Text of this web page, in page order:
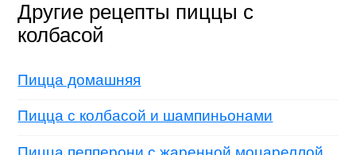
Другие рецепты пиццы с
колбасой
Пицца домашняя
Пицца с колбасой и шампиньонами